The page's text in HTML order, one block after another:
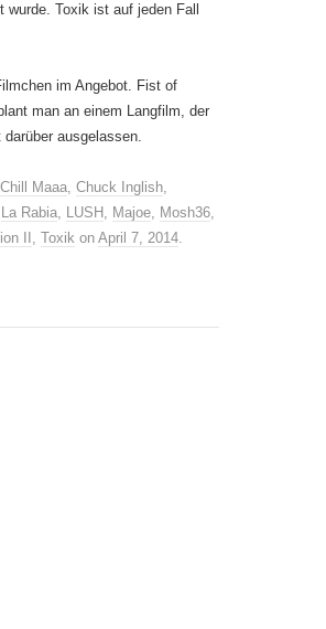
wurde. Toxik ist auf jeden Fall
im Angebot. Fist of
man an einem Langfilm, der
ausgelassen.
Chill Maaa, Chuck Inglish,
La Rabia, LUSH , Majoe, Mosh36,
II , Toxik on April 7, 2014.